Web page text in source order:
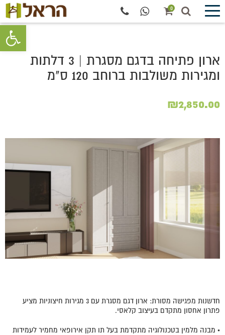
פתח
0
חדשנות מפגישה מסורת: ארון דגם מסגרת עם 3 מגירות חיצוניות מציע
פתרון אחסון מתקדם בעיצוב קלאסי.
• מבנה מלמין בטכנולוגיה מתקדמת בעל תו תקן אירופאי מחמיר לעמידות
ארון פתיחה בדגם מסגרת | 3 דלתות
ומגירות משולבות ברוחב 120 ס"מ
₪2,850.00